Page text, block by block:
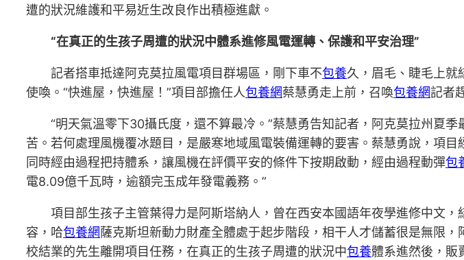
遭的狀況維護和平易近生改良作出積極進獻。
“在真正的生孩子周遭的狀況中體系進修風電運轉、保護和平安治理”
記者搭車抵達阿克莫拉風電項目群場區，剛下車不包養久，眉毛、睫毛上就
使喚。“快進屋，快進屋！”項目部擔任人包養網蔡慧勇走上前，召喚包養網記者
“明天氣溫零下30攝氏度，還不算最冷。”蔡慧勇告知記者，阿克莫拉州夏
苦。若何處理風機覆冰題目，是嚴寒地域風電裝備運轉的要害。蔡慧勇說，項
同時經由過程把持體系，讓風機在評價平安的條件下按期啟動，經由過程動彈包
電8.09億千瓦時，逾額完玉成年發電義務。”
項目部生孩子主管葉得力是阿斯塔納人，曾在西安本國語年夜學進修中文
容，哈包養網薩克斯坦新動力財產全體處于起步階段，相干人才儲蓄很是無限
校結業的先生離開項目任務，在真正的生孩子周遭的狀況中包養體系進然後，販